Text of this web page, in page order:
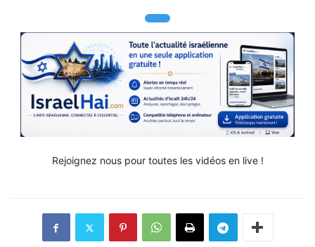
Rejoignez nous pour toutes les vidéos en live !